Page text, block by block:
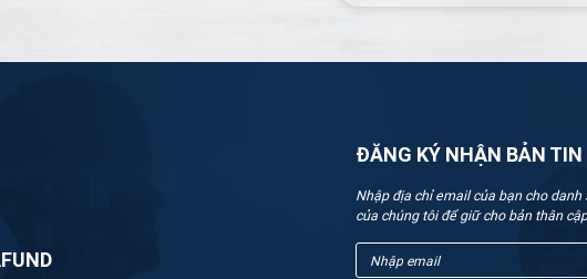
ĐĂNG KÝ NHẬN BẢN TIN
Nhập địa chỉ email của bạn cho
của chúng tôi để giữ cho bản thân